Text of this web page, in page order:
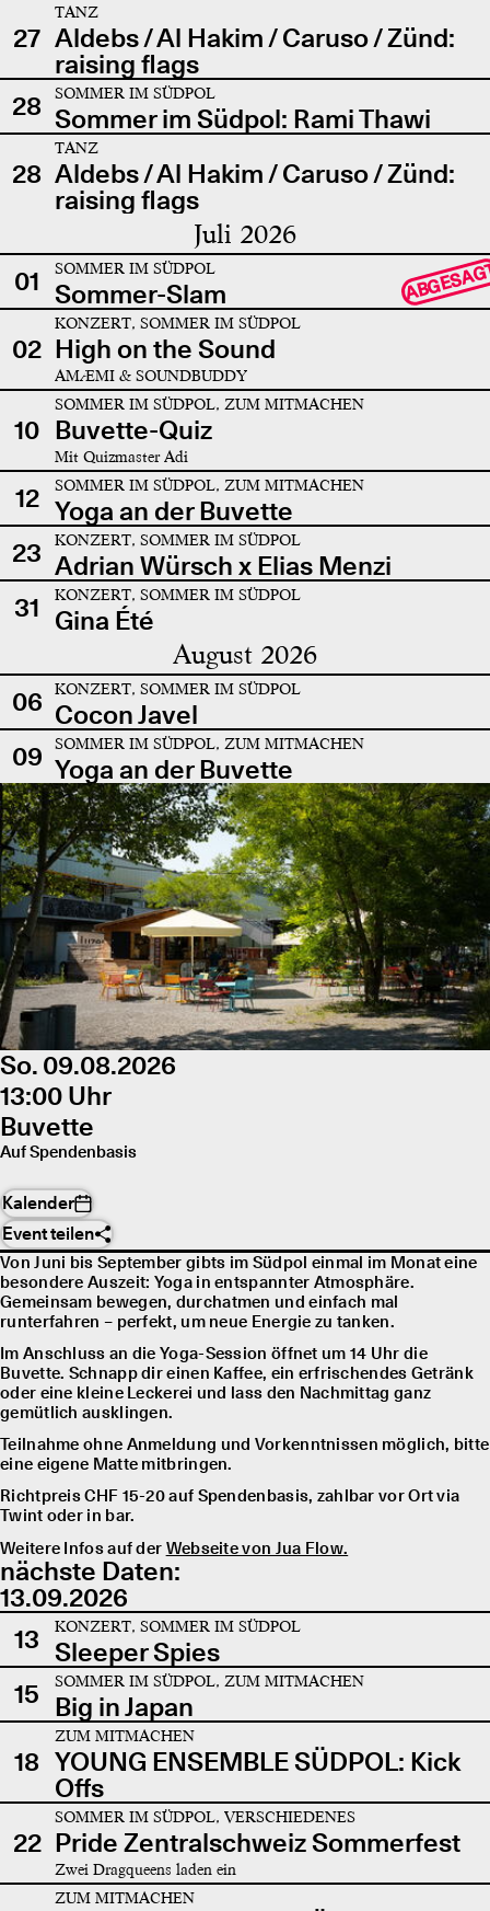
27
TANZ
Aldebs / Al Hakim / Caruso / Zünd:
raising flags
28
SOMMER IM SÜDPOL
Sommer im Südpol: Rami Thawi
28
TANZ
Aldebs / Al Hakim / Caruso / Zünd:
raising flags
Juli 2026
01 SOMMER IM SÜDPOL
Sommer-Slam
02
KONZERT, SOMMER IM SÜDPOL
High on the Sound
AMÆMI & SOUNDBUDDY
10
SOMMER IM SÜDPOL, ZUM MITMACHEN
Buvette-Quiz
Mit Quizmaster Adi
12 SOMMER IM SÜDPOL, ZUM MITMACHEN
Yoga an der Buvette
23
KONZERT, SOMMER IM SÜDPOL
Adrian Würsch x Elias Menzi
31
KONZERT, SOMMER IM SÜDPOL
Gina Été
August 2026
06 KONZERT, SOMMER IM SÜDPOL
Cocon Javel
09
SOMMER IM SÜDPOL, ZUM MITMACHEN
Yoga an der Buvette
So. 09.08.2026
13:00 Uhr
Buvette
Auf Spendenbasis
Kalender
Event teilen
Von Juni bis September gibts im Südpol einmal im Monat eine
besondere Auszeit: Yoga in entspannter Atmosphäre.
Gemeinsam bewegen, durchatmen und einfach mal
runterfahren – perfekt, um neue Energie zu tanken.
Im Anschluss an die Yoga-Session öffnet um 14 Uhr die
Buvette. Schnapp dir einen Kaffee, ein erfrischendes Getränk
oder eine kleine Leckerei und lass den Nachmittag ganz
gemütlich ausklingen.
Teilnahme ohne Anmeldung und Vorkenntnissen möglich, bitte
eine eigene Matte mitbringen.
Richtpreis CHF 15-20 auf Spendenbasis, zahlbar vor Ort via
Twint oder in bar.
Weitere Infos auf der Webseite von Jua Flow.
nächste Daten:
13.09.2026
13
KONZERT, SOMMER IM SÜDPOL
Sleeper Spies
15
SOMMER IM SÜDPOL, ZUM MITMACHEN
Big in Japan
18
ZUM MITMACHEN
YOUNG ENSEMBLE SÜDPOL: Kick
Offs
22
SOMMER IM SÜDPOL, VERSCHIEDENES
Pride Zentralschweiz Sommerfest
Zwei Dragqueens laden ein
ZUM MITMACHEN